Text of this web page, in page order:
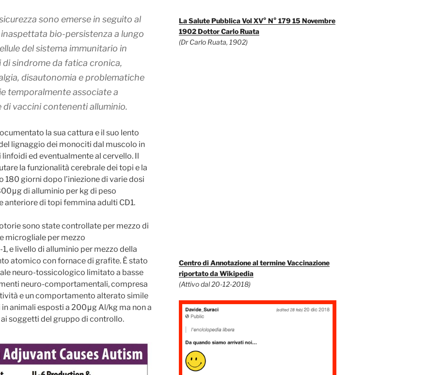
sono emerse in seguito al
bio-persistenza a lungo
del sistema immunitario in
sindrome da fatica cronica,
disautonomia e problematiche
temporalmente associate a
vaccini contenenti alluminio.
la sua cattura e il suo lento
lignaggio dei monociti dal muscolo in
ed eventualmente al cervello. Il
la funzionalità cerebrale dei topi e la
180 giorni dopo l’iniezione di varie dosi
di alluminio per kg di peso
di topi femmina adulti CD1.
sono state controllate per mezzo di
microgliale per mezzo
e livello di alluminio per mezzo della
atomico con fornace di grafite. È stato
neuro-tossicologico limitato a basse
neuro-comportamentali, compresa
e un comportamento alterato simile
in animali esposti a 200μg Al/kg ma non a
soggetti del gruppo di controllo.
La Salute Pubblica Vol XV° N° 179 15 Novembre
1902 Dottor Carlo Ruata
(Dr Carlo Ruata, 1902)
Centro di Annotazione al termine Vaccinazione
riportato da Wikipedia
(Attivo dal 20-12-2018)